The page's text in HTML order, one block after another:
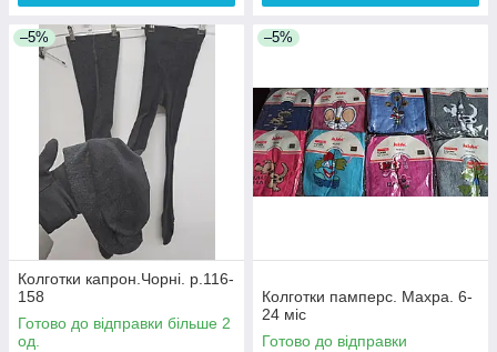
–5%
Колготки капрон.Чорні. р.116-
158
Готово до відправки більше 2
од.
–5%
Колготки памперс. Махра. 6-
24 міс
Готово до відправки